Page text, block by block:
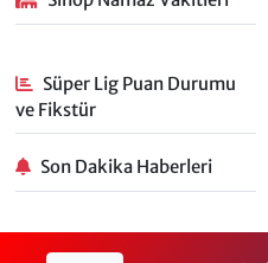
Süper Lig Puan Durumu
ve Fikstür
Son Dakika Haberleri